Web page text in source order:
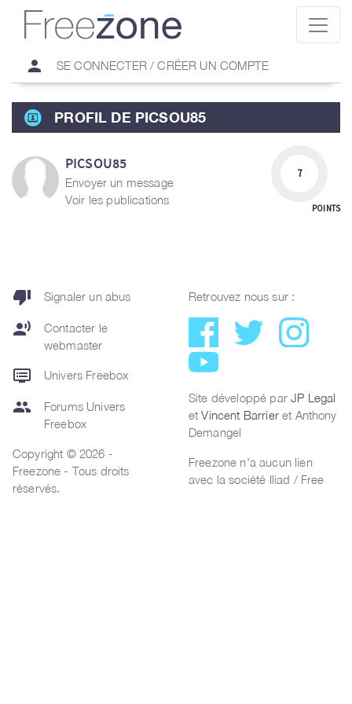
person SE CONNECTER / CRÉER UN COMPTE
PROFIL DE PICSOU85
PICSOU85
Envoyer un message
Voir les publications
7
POINTS
thumb_down Signaler un abus
record_voice_over
Contacter le
webmaster
dvr Univers Freebox
group
Forums Univers
Freebox
Copyright © 2026 -
Freezone - Tous droits
réservés.
Retrouvez nous sur :
Site développé parJP Legal
etVincent Barrieret Anthony
Demangel
Freezone n'a aucun lien
avec la société Iliad / Free